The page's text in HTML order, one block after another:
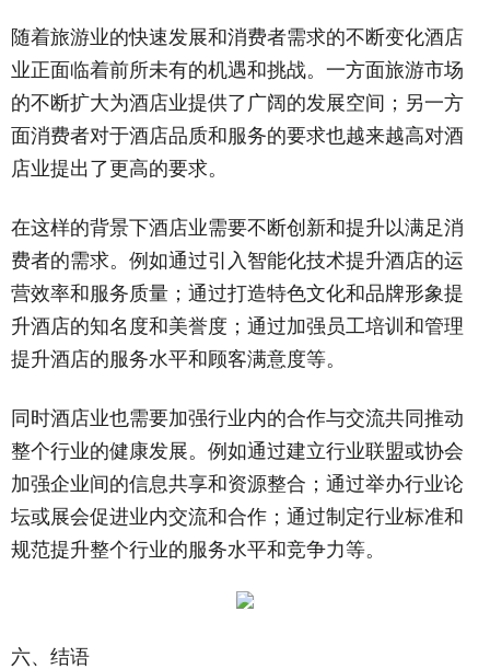
随着旅游业的快速发展和消费者需求的不断变化酒店
业正面临着前所未有的机遇和挑战。一方面旅游市场
的不断扩大为酒店业提供了广阔的发展空间；另一方
面消费者对于酒店品质和服务的要求也越来越高对酒
店业提出了更高的要求。
在这样的背景下酒店业需要不断创新和提升以满足消
费者的需求。例如通过引入智能化技术提升酒店的运
营效率和服务质量；通过打造特色文化和品牌形象提
升酒店的知名度和美誉度；通过加强员工培训和管理
提升酒店的服务水平和顾客满意度等。
同时酒店业也需要加强行业内的合作与交流共同推动
整个行业的健康发展。例如通过建立行业联盟或协会
加强企业间的信息共享和资源整合；通过举办行业论
坛或展会促进业内交流和合作；通过制定行业标准和
规范提升整个行业的服务水平和竞争力等。
六、结语